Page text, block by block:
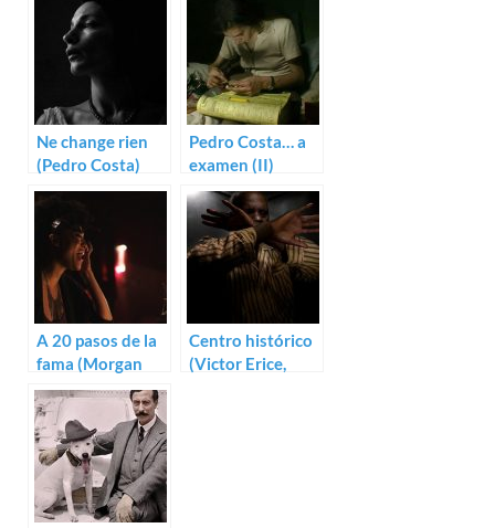
Ne change rien
(Pedro Costa)
Pedro Costa… a
examen (II)
A 20 pasos de la
fama (Morgan
Neville)
Centro histórico
(Victor Erice,